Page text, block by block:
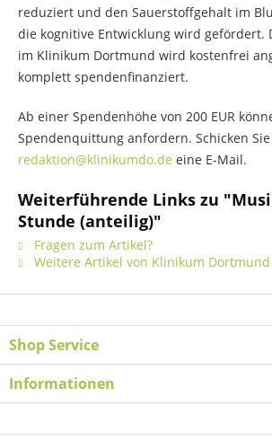
reduziert und den Sauerstoffgehalt im
die kognitive Entwicklung wird gefördert.
im Klinikum Dortmund wird kostenfrei
komplett spendenfinanziert.
Ab einer Spendenhöhe von 200 EUR
Spendenquittung anfordern. Schicken
redaktion@klinikumdo.de eine E-Mail.
Weiterführende Links zu
Stunde (anteilig)"
Fragen zum Artikel?
Weitere Artikel von Klinikum Dortmund
Shop Service
Informationen